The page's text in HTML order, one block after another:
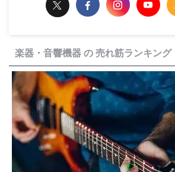
楽器・音響機器 の 売れ筋ランキング